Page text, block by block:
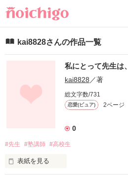
kai8828さんの作品一覧
私にとって先生は、
kai8828 ／著
総文字数/731
恋愛(ピュア) 2ページ
0
#先生 #塾講師 #高校生
表紙を見る